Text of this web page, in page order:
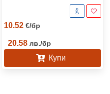
10.52 €/бр
20.58 лв./бр
Купи